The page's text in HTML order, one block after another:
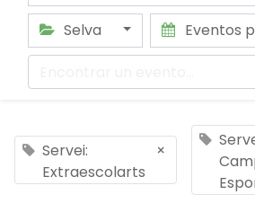
Selva
Eventos
Servei:
Extraescolarts
×